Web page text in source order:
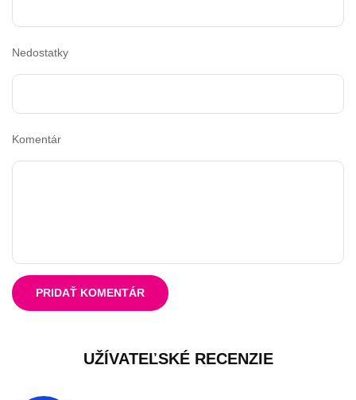
Nedostatky
Komentár
PRIDAŤ KOMENTÁR
UŽÍVATEĽSKÉ RECENZIE